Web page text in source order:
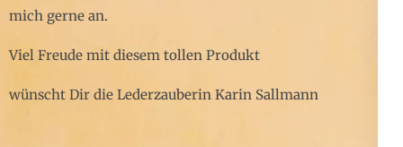
mich gerne an.
Viel Freude mit diesem tollen Produkt
wünscht Dir die Lederzauberin Karin Sallmann